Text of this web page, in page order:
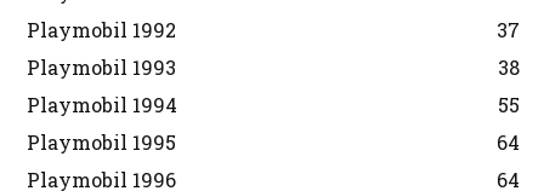
Playmobil 1992
37
Playmobil 1993
38
Playmobil 1994
55
Playmobil 1995
64
Playmobil 1996
64